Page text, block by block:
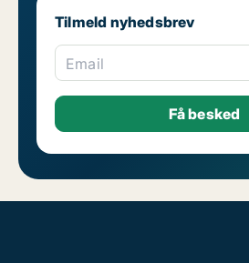
Tilmeld nyhedsbrev
Email